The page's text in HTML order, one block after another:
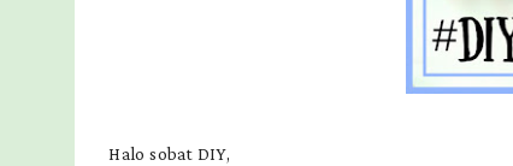
Halo sobat DIY,